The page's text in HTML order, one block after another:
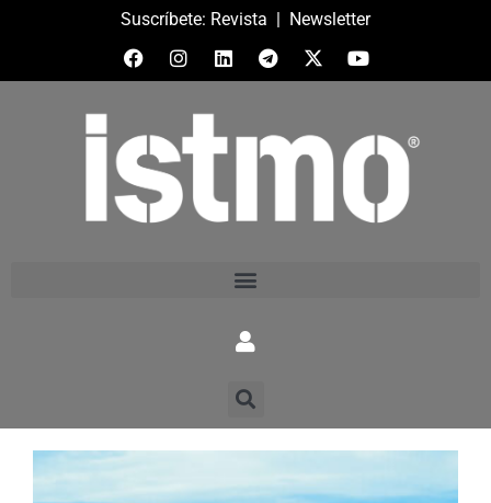
Suscríbete: Revista | Newsletter